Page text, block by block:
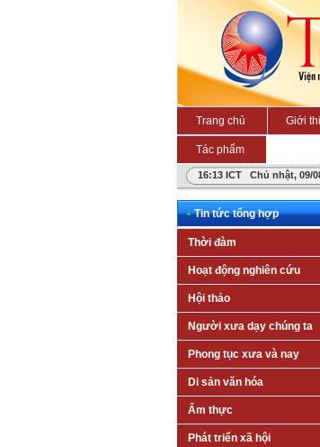
Trang chủ Giới
Tác phẩm
16:13 ICT Chủ nhật, 09/
• Tin tức tổng hợp
Thời đàm
Hoạt động nghiên cứu
Hội thảo
Người xưa dạy chúng ta
Phong tục xưa và nay
Di sản văn hóa
Ẩm thực
Phát triển xã hội